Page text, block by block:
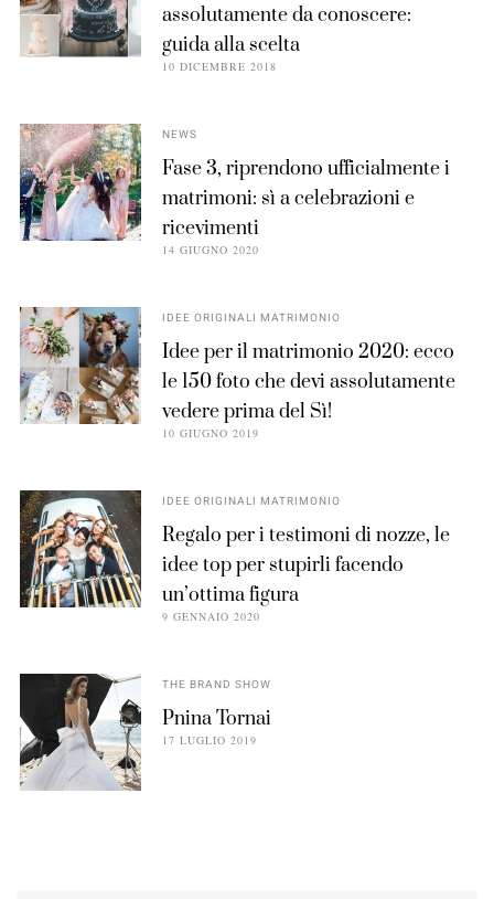
assolutamente da conoscere:
guida alla scelta
10 DICEMBRE 2018
NEWS
Fase 3, riprendono ufficialmente i
matrimoni: sì a celebrazioni e
ricevimenti
14 GIUGNO 2020
IDEE ORIGINALI MATRIMONIO
Idee per il matrimonio 2020: ecco
le 150 foto che devi assolutamente
vedere prima del Sì!
10 GIUGNO 2019
IDEE ORIGINALI MATRIMONIO
Regalo per i testimoni di nozze, le
idee top per stupirli facendo
un’ottima figura
9 GENNAIO 2020
THE BRAND SHOW
Pnina Tornai
17 LUGLIO 2019